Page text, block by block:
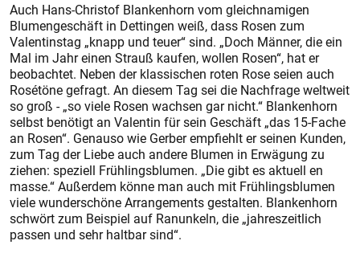
Auch Hans-Christof Blankenhorn vom gleichnamigen
Blumengeschäft in Dettingen weiß, dass Rosen zum
Valentinstag „knapp und teuer“ sind. „Doch Männer, die ein
Mal im Jahr einen Strauß kaufen, wollen Rosen“, hat er
beobachtet. Neben der klassischen roten Rose seien auch
Rosétöne gefragt. An diesem Tag sei die Nachfrage weltweit
so groß - „so viele Rosen wachsen gar nicht.“ Blankenhorn
selbst benötigt an Valentin für sein Geschäft „das 15-Fache
an Rosen“. Genauso wie Gerber empfiehlt er seinen Kunden,
zum Tag der Liebe auch andere Blumen in Erwägung zu
ziehen: speziell Frühlingsblumen. „Die gibt es aktuell en
masse.“ Außerdem könne man auch mit Frühlingsblumen
viele wunderschöne Arrangements gestalten. Blankenhorn
schwört zum Beispiel auf Ranunkeln, die „jahreszeitlich
passen und sehr haltbar sind“.